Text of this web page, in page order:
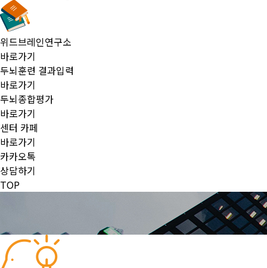
위드브레인연구소
바로가기
두뇌훈련 결과입력
바로가기
두뇌종합평가
바로가기
센터 카페
바로가기
카카오톡
상담하기
TOP